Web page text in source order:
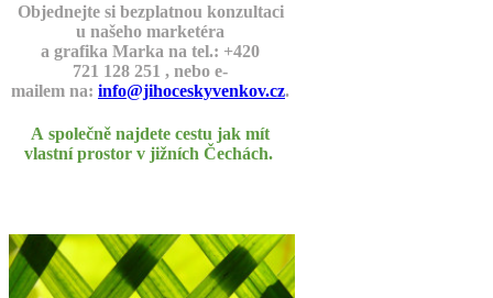
Objednejte si bezplatnou konzultaci
u našeho marketéra
a grafika Marka na tel.: +420
721 128 251 , nebo e-
mailem na: info@jihoceskyvenkov.cz.
A společně najdete cestu jak mít
vlastní prostor v jižních Čechách.